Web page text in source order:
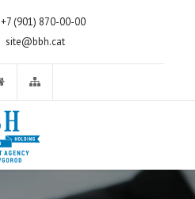
+7 (901) 870-00-00
site@bbh.cat